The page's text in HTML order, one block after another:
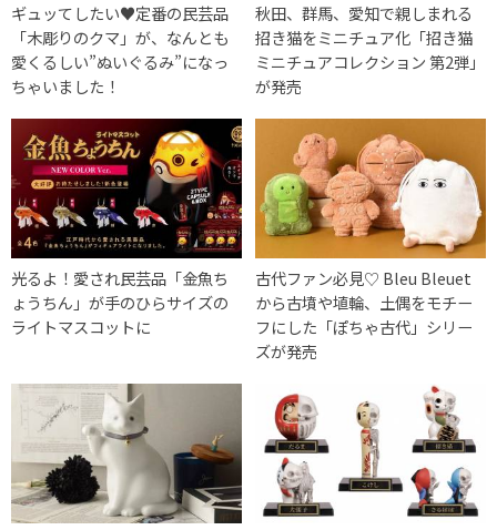
ギュッてしたい♥定番の民芸品
「木彫りのクマ」が、なんとも
愛くるしい”ぬいぐるみ”になっ
ちゃいました！
秋田、群馬、愛知で親しまれる
招き猫をミニチュア化「招き猫
ミニチュアコレクション 第2弾」
が発売
光るよ！愛され民芸品「金魚ち
ょうちん」が手のひらサイズの
ライトマスコットに
古代ファン必見♡ Bleu Bleuet
から古墳や埴輪、土偶をモチー
フにした「ぽちゃ古代」シリー
ズが発売